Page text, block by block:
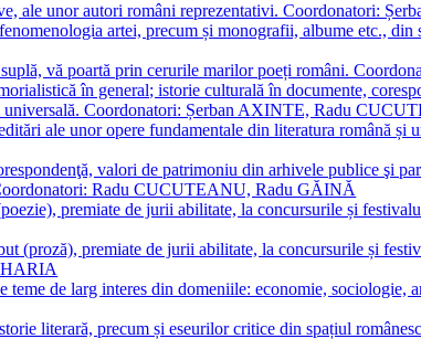
ale unor autori români reprezentativi. Coordonatori:
artei, precum și monografii, albume etc.,
vă poartă prin cerurile marilor poeți români.
în general; istorie culturală în documente,
universală. Coordonatori: Șerban AXINTE, Radu
ale unor opere fundamentale din literatura română
valori de patrimoniu din arhivele publice
Radu CUCUTEANU, Radu GĂINĂ
premiate de jurii abilitate, la concursurile și
(proză), premiate de jurii abilitate, la concursurile și
teme de larg interes din domeniile: economie,
literară, precum și eseurilor critice din spațiul